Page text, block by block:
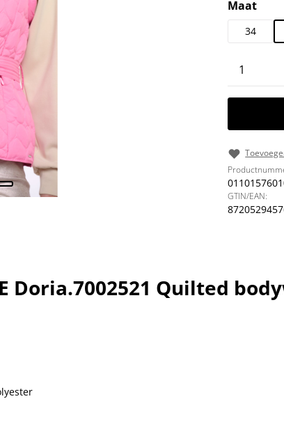
Selecteer
Maat
34
GTIN/EAN:
Doria.7002521 Quilted